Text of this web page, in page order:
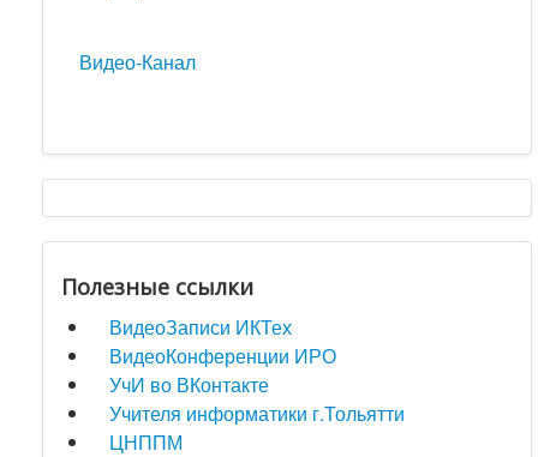
Видео-Канал
Полезные ссылки
ВидеоЗаписи ИКТех
ВидеоКонференции ИРО
УчИ во ВКонтакте
Учителя информатики г.Тольятти
ЦНППМ